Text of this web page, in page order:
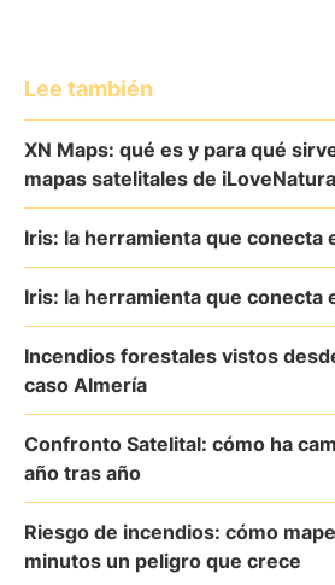
Lee también
XN Maps: qué es y para qué
mapas satelitales de iLoveNatura
Iris: la herramienta que conecta
Iris: la herramienta que conecta
Incendios forestales vistos
caso Almería
Confronto Satelital: cómo ha
año tras año
Riesgo de incendios: cómo
minutos un peligro que crece